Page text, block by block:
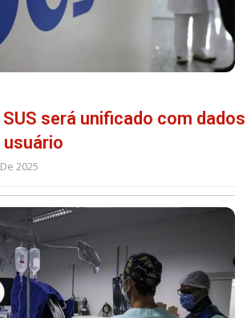
será unificado com dados
usuário
2025